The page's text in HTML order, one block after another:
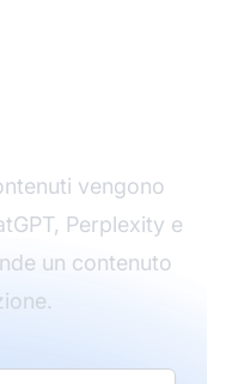
vengono
Perplexity e
un contenuto